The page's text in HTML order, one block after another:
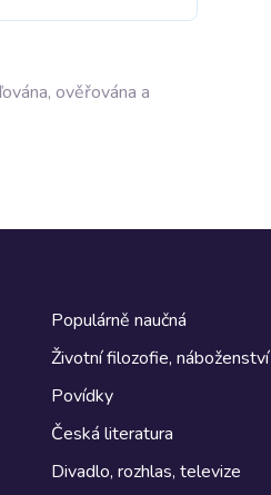
ověřována a
Populárně naučná
Životní filozofie, náboženství
Povídky
Česká literatura
Divadlo, rozhlas, televize